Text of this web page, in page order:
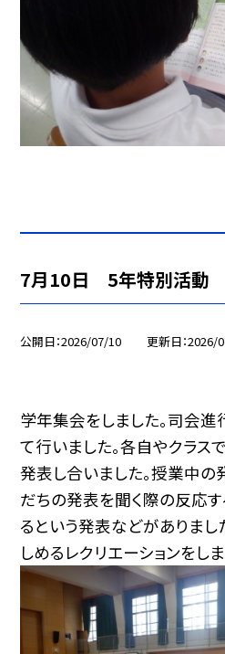
7月10日 5年特別活動
公開日 2026/07/10 更新日 2026/
学年集会をしました。司会
て行いました。各自やクラス
発表し合いました。授業中の
だちの発表を聞く際の反応
るという発表などがありまし
しめるレクリエーションをしま